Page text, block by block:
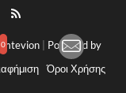
0 συνεχίζονται!
0
| Powered by
Όροι Χρήσης